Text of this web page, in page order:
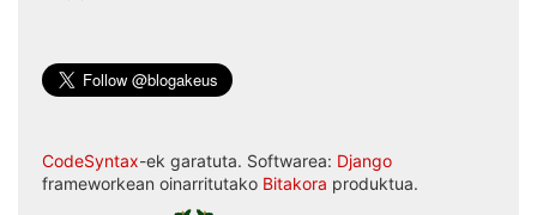
CodeSyntax-ek garatuta. Softwarea: Django
frameworkean oinarritutako Bitakora produktua.